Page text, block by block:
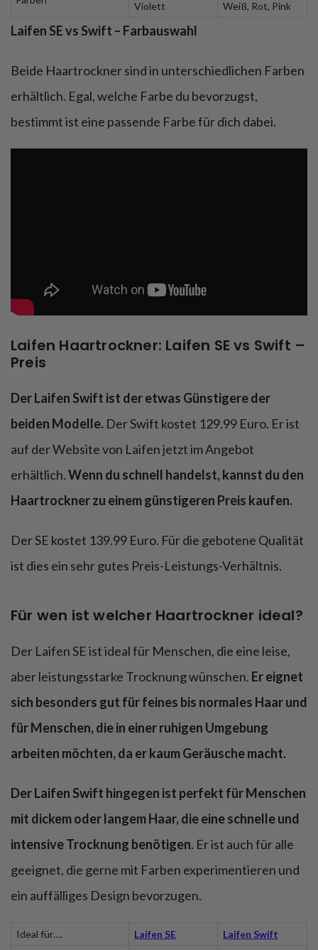
Violett
Weiß, Rot, Pink
Laifen SE vs Swift – Farbauswahl
Beide Haartrockner sind in unterschiedlichen Farben
erhältlich. Egal, welche Farbe du bevorzugst,
bestimmt ist eine passende Farbe für dich dabei.
Laifen Haartrockner: Laifen SE vs Swift –
Preis
Der Laifen Swift ist der etwas Günstigere der
beiden Modelle. Der Swift kostet 129.99 Euro. Er ist
auf der Website von Laifen jetzt im Angebot
erhältlich.Wenn du schnell handelst, kannst du den
Haartrockner zu einem günstigeren Preis kaufen.
Der SE kostet 139.99 Euro. Für die gebotene Qualität
ist dies ein sehr gutes Preis-Leistungs-Verhältnis.
Für wen ist welcher Haartrockner ideal?
Der Laifen SE ist ideal für Menschen, die eine leise,
aber leistungsstarke Trocknung wünschen. Er eignet
sich besonders gut für feines bis normales Haar und
für Menschen, die in einer ruhigen Umgebung
arbeiten möchten, da er kaum Geräusche macht.
Der Laifen Swift hingegen ist perfekt für Menschen
mit dickem oder langem Haar, die eine schnelle und
intensive Trocknung benötigen. Er ist auch für alle
geeignet, die gerne mit Farben experimentieren und
ein auffälliges Design bevorzugen.
Ideal für…. Laifen SE Laifen Swift